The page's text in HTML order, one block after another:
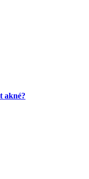
akné?